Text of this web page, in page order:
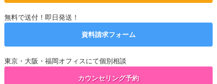
無料で送付！即日発送！
資料請求フォーム
東京・大阪・福岡オフィスにて個別相談
カウンセリング予約